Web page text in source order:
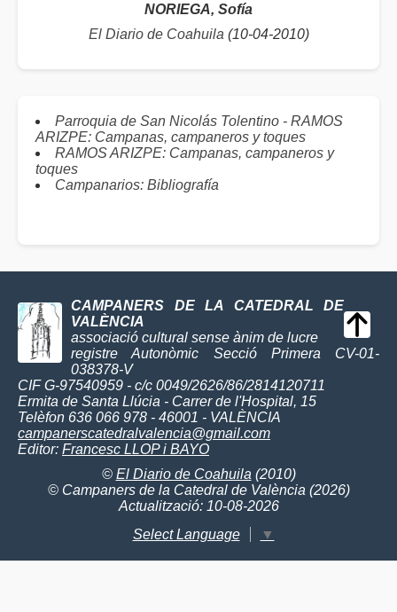
NORIEGA, Sofía
El Diario de Coahuila (10-04-2010)
Parroquia de San Nicolás Tolentino - RAMOS
ARIZPE: Campanas, campaneros y toques
RAMOS ARIZPE: Campanas, campaneros y
toques
Campanarios: Bibliografía
CAMPANERS DE LA CATEDRAL DE
VALÈNCIA
associació cultural sense ànim de lucre
registre Autonòmic Secció Primera CV-01-
038378-V
CIF G-97540959 - c/c 0049/2626/86/2814120711
Ermita de Santa Llúcia - Carrer de l'Hospital, 15
Telèfon 636 066 978 - 46001 - VALÈNCIA
campanerscatedralvalencia@gmail.com
Editor: Francesc LLOP i BAYO
© El Diario de Coahuila (2010)
© Campaners de la Catedral de València (2026)
Actualització: 10-08-2026
Select Language
▼